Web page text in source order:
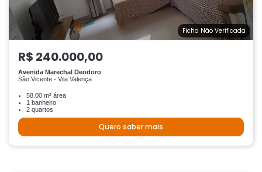
Ficha Não Verificada
R$ 240.000,00
Avenida Marechal Deodoro
São Vicente - Vila Valença
58.00 m² área
1 banheiro
2 quartos
Quero saber mais